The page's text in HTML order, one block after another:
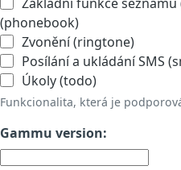
(phonebook)
Zvonění (ringtone)
Posílání a ukládání SMS
Úkoly (todo)
Funkcionalita, která je
Gammu version: